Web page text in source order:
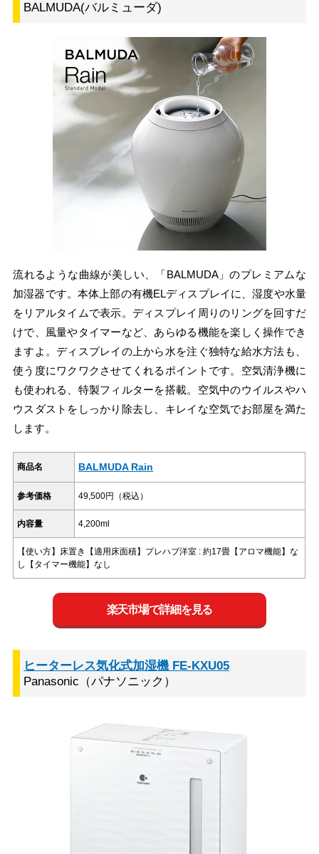
BALMUDA(バルミューダ)
流れるような曲線が美しい、「BALMUDA」のプレミアムな
加湿器です。本体上部の有機ELディスプレイに、湿度や水量
をリアルタイムで表示。ディスプレイ周りのリングを回すだ
けで、風量やタイマーなど、あらゆる機能を楽しく操作でき
ますよ。ディスプレイの上から水を注ぐ独特な給水方法も、
使う度にワクワクさせてくれるポイントです。空気清浄機に
も使われる、特製フィルターを搭載。空気中のウイルスやハ
ウスダストをしっかり除去し、キレイな空気でお部屋を満た
します。
商品名 BALMUDA Rain
参考価格 49,500円（税込）
内容量 4,200ml
【使い方】床置き【適用床面積】プレハブ洋室 : 約17畳【アロマ機能】な
し【タイマー機能】なし
楽天市場で詳細を見る
ヒーターレス気化式加湿機 FE-KXU05
Panasonic（パナソニック）